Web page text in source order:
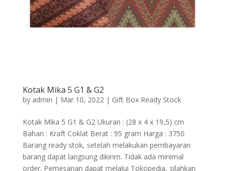
Kotak Mika 5 G1 & G2
by admin | Mar 10, 2022 | Gift Box Ready Stock
Kotak Mika 5 G1 & G2 Ukuran : (28 x 4 x 19,5) cm
Bahan : Kraft Coklat Berat : 95 gram Harga : 3750
Barang ready stok, setelah melakukan pembayaran
barang dapat langsung dikirim. Tidak ada minimal
order. Pemesanan dapat melalui Tokopedia, silahkan